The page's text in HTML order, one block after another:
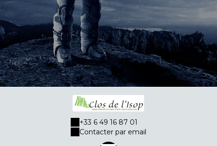
+33 6 49 16 87 01
Contacter par email